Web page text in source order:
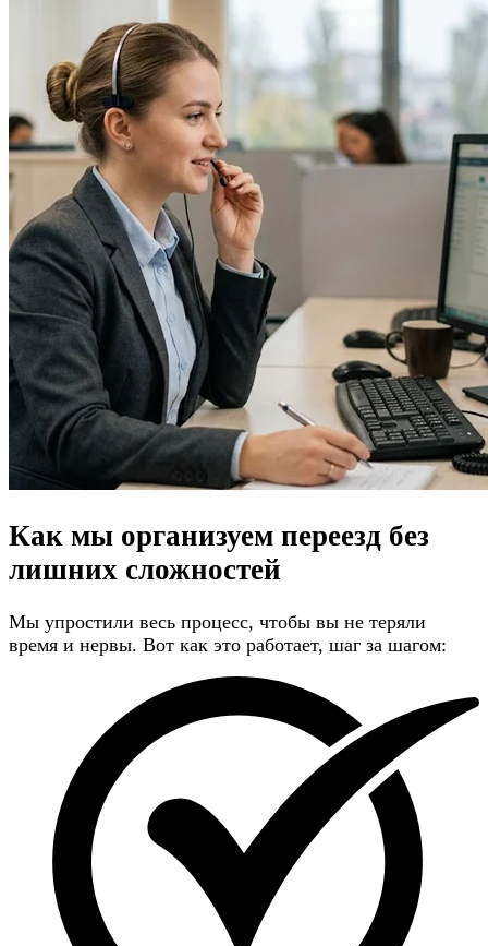
Как мы организуем переезд без
лишних сложностей
Мы упростили весь процесс, чтобы вы не теряли
время и нервы. Вот как это работает, шаг за шагом: